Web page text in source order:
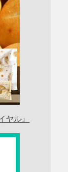
ヤル』